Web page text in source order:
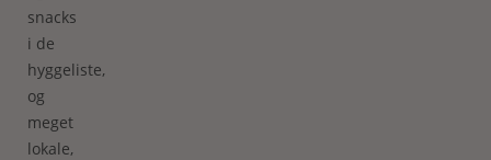
snacks
i de
hyggeliste,
og
meget
lokale,